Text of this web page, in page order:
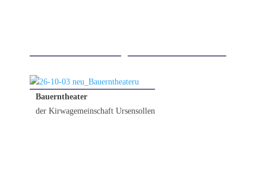
Bauerntheater
der Kirwagemeinschaft Ursensollen